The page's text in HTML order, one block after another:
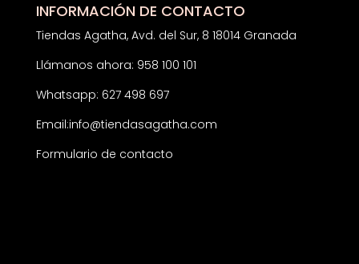
INFORMACIÓN DE CONTACTO
Tiendas Agatha, Avd. del Sur, 8 18014 Granada
Llámanos ahora: 958 100 101
Whatsapp: 627 498 697
Email:info@tiendasagatha.com
Formulario de contacto